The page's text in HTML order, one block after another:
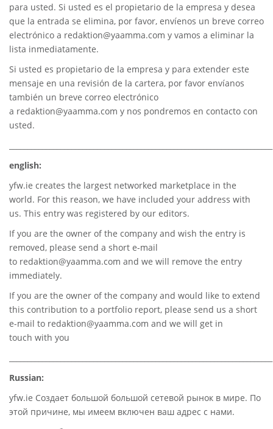
para usted. Si usted es el propietario de la empresa y desea
que la entrada se elimina, por favor, envíenos un breve correo
electrónico a redaktion@yaamma.com y vamos a eliminar la
lista inmediatamente.
Si usted es propietario de la empresa y para extender este
mensaje en una revisión de la cartera, por favor envíanos
también un breve correo electrónico
a redaktion@yaamma.com y nos pondremos en contacto con
usted.
english:
yfw.ie creates the largest networked marketplace in the
world. For this reason, we have included your address with
us. This entry was registered by our editors.
If you are the owner of the company and wish the entry is
removed, please send a short e-mail
to redaktion@yaamma.com and we will remove the entry
immediately.
If you are the owner of the company and would like to extend
this contribution to a portfolio report, please send us a short
e-mail to redaktion@yaamma.com and we will get in
touch with you
Russian:
yfw.ie Создает большой большой сетевой рынок в мире. По
этой причине, мы имеем включен ваш адрес с нами.